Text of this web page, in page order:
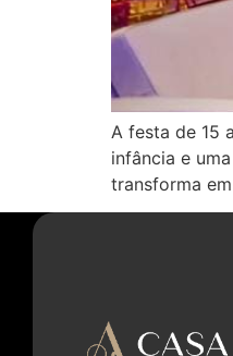
A festa de 15
infância e
transforma